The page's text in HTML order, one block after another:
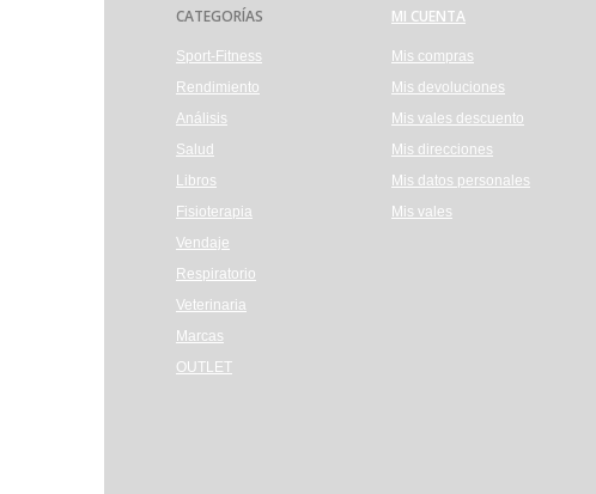
CATEGORÍAS
Sport-Fitness
Rendimiento
Análisis
Salud
Libros
Fisioterapia
Vendaje
Respiratorio
Veterinaria
Marcas
OUTLET
MI CUENTA
Mis compras
Mis devoluciones
Mis vales descuento
Mis direcciones
Mis datos personales
Mis vales